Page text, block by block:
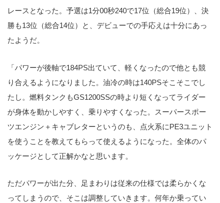
レースとなった。予選は1分00秒240で17位（総合19位）、決
勝も13位（総合14位）と、デビューでの手応えは十分にあっ
たようだ。
「パワーが後軸で184PS出ていて、軽くなったので他とも競
り合えるようになりました。油冷の時は140PSそこそこでし
たし。燃料タンクもGS1200SSの時より短くなってライダー
が身体を動かしやすく、乗りやすくなった。スーパースポー
ツエンジン＋キャブレターというのも、点火系にPE3ユニット
を使うことを教えてもらって使えるようになった。全体のパ
ッケージとして正解かなと思います。
ただパワーが出た分、足まわりは従来の仕様では柔らかくな
ってしまうので、そこは調整していきます。何年か乗ってい